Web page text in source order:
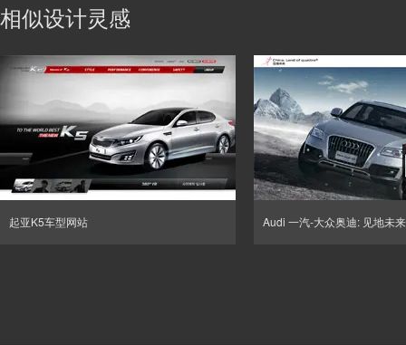
相似设计灵感
起亚K5车型网站 Audi 一汽-大众奥迪: 见地未